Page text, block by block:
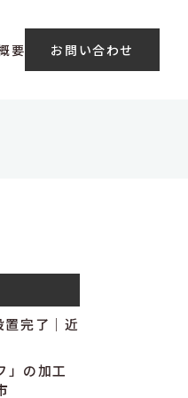
要 お問い合わせ
完了｜近
」の加工